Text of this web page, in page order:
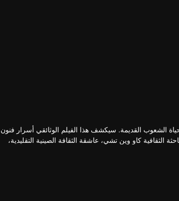
الشعوب القديمة. سيكشف هذا الفيلم الوثائقي أسرار فنون
الثقافية كاو وين تشي، عاشقة الثقافة الصينية التقليدية،
فيها ابتكار أطباق من آلاف السنين في جوٍّ من الاسترخاء